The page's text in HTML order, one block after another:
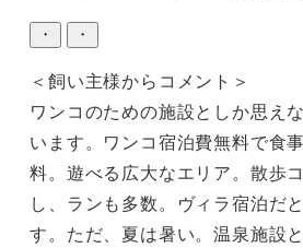
・ ・
＜飼い主様からコメント＞
ワンコのための施設としか思え
います。ワンコ宿泊費無料で食
料。遊べる広大なエリア。散歩
し、ランも多数。ヴィラ宿泊だ
す。ただ、夏は暑い。温泉施設